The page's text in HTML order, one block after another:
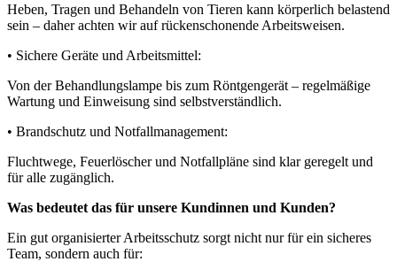
Heben, Tragen und Behandeln von Tieren kann körperlich belastend
sein – daher achten wir auf rückenschonende Arbeitsweisen.
• Sichere Geräte und Arbeitsmittel:
Von der Behandlungslampe bis zum Röntgengerät – regelmäßige
Wartung und Einweisung sind selbstverständlich.
• Brandschutz und Notfallmanagement:
Fluchtwege, Feuerlöscher und Notfallpläne sind klar geregelt und
für alle zugänglich.
Was bedeutet das für unsere Kundinnen und Kunden?
Ein gut organisierter Arbeitsschutz sorgt nicht nur für ein sicheres
Team, sondern auch für: